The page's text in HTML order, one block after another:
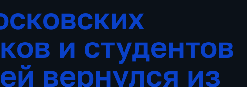
и студентов
вернулся из